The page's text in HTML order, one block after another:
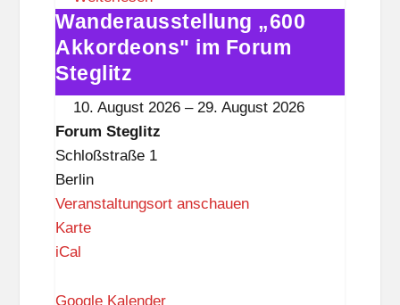
t
e
g
l
i
t
z
Wanderausstellung
„600
Akkordeons"
im
Forum
Steglitz
Wanderausstellung „600
Akkordeons" im Forum
Steglitz
10. August 2026 –29. August 2026
Forum Steglitz
Schloßstraße 1
Berlin
Veranstaltungsort anschauen
KarteF
u
iCal
Google Kalender